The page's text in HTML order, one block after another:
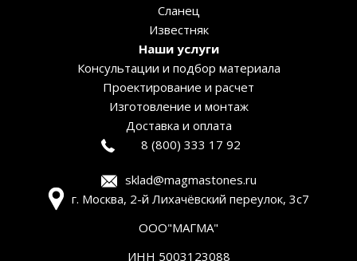
Сланец
Известняк
Наши услуги
Консультации и подбор материала
Проектирование и расчет
Изготовление и монтаж
Доставка и оплата
8 (800) 333 17 92
sklad@magmastones.ru
ООО"МАГМА"
ИНН 5003123088
г. Москва, 2-й Лихачёвский переулок, 3с7